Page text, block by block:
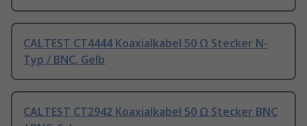
CALTEST CT4444 Koaxialkabel 50 Ω Stecker N-
Typ / BNC, Gelb
CALTEST CT2942 Koaxialkabel 50 Ω Stecker BNC